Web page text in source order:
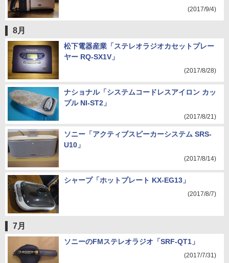
(2017/9/4)
8月
松下電器産業「ステレオラジオカセットプレー
ヤー RQ-SX1V」
(2017/8/28)
ナショナル「システムコードレスアイロン カッ
プル NI-ST2」
(2017/8/21)
ソニー「アクティブスピーカーシステム SRS-
U10」
(2017/8/14)
シャープ「ホットプレート KX-EG13」
(2017/8/7)
7月
ソニーのFMステレオラジオ「SRF-QT1」
(2017/7/31)